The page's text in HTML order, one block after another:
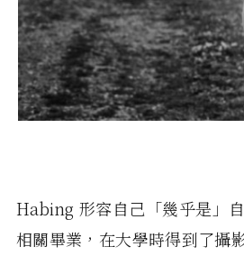
Habing 形容自己「幾乎是」
相關畢業，在大學時得到了攝